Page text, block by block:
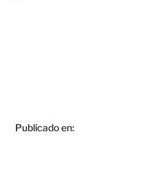
Publicado en: